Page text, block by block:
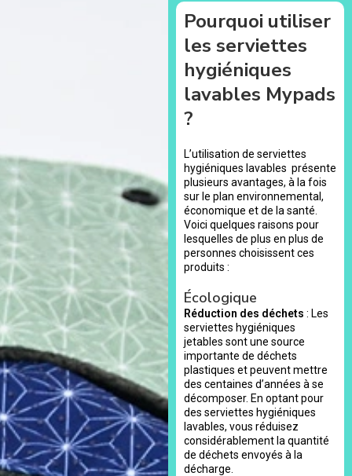
Pourquoi utiliser
les serviettes
hygiéniques
lavables Mypads
?
L’utilisation de serviettes
hygiéniques lavables présente
plusieurs avantages, à la fois
sur le plan environnemental,
économique et de la santé.
Voici quelques raisons pour
lesquelles de plus en plus de
personnes choisissent ces
produits :
Écologique
Réduction des déchets : Les
serviettes hygiéniques
jetables sont une source
importante de déchets
plastiques et peuvent mettre
des centaines d’années à se
décomposer. En optant pour
des serviettes hygiéniques
lavables, vous réduisez
considérablement la quantité
de déchets envoyés à la
décharge.